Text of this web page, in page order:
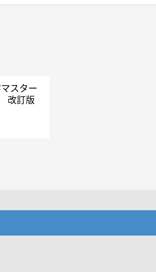
からだと びょういん〕
スター
改訂版